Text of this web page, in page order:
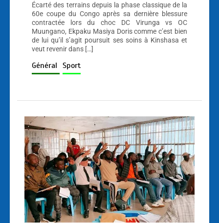
Écarté des terrains depuis la phase classique de la
60e coupe du Congo après sa dernière blessure
contractée lors du choc DC Virunga vs OC
Muungano, Ekpaku Masiya Doris comme c’est bien
de lui qu’il s’agit poursuit ses soins à Kinshasa et
veut revenir dans […]
Général Sport